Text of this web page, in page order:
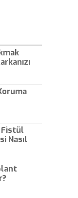
Fistül
Nasıl